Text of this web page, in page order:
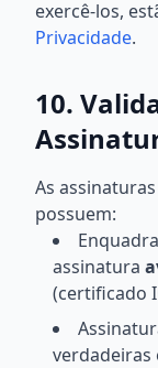
exercê-los,
Privacidade.
10.
As
possuem:
assinatura
(certificado
verdadeiras